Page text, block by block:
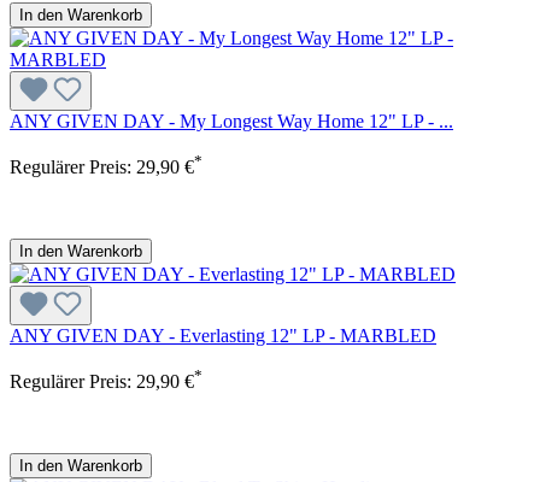
In den Warenkorb
ANY GIVEN DAY - My Longest Way Home 12" LP - ...
Regulärer Preis: 29,90 €*
In den Warenkorb
ANY GIVEN DAY - Everlasting 12" LP - MARBLED
Regulärer Preis: 29,90 €*
In den Warenkorb